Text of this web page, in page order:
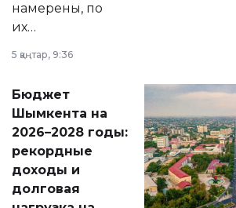
намерены, по
их
принести
народу
Венесуэлы.
5 қаңтар, 9:36
Бюджет
Шымкента на
2026–2028 годы:
рекордные
доходы и
долговая